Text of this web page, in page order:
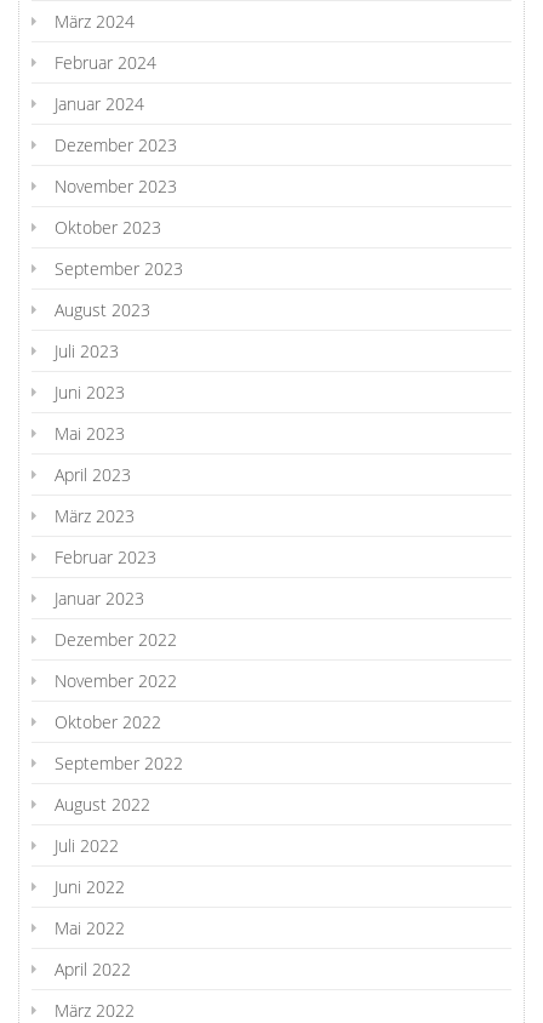
März 2024
Februar 2024
Januar 2024
Dezember 2023
November 2023
Oktober 2023
September 2023
August 2023
Juli 2023
Juni 2023
Mai 2023
April 2023
März 2023
Februar 2023
Januar 2023
Dezember 2022
November 2022
Oktober 2022
September 2022
August 2022
Juli 2022
Juni 2022
Mai 2022
April 2022
März 2022